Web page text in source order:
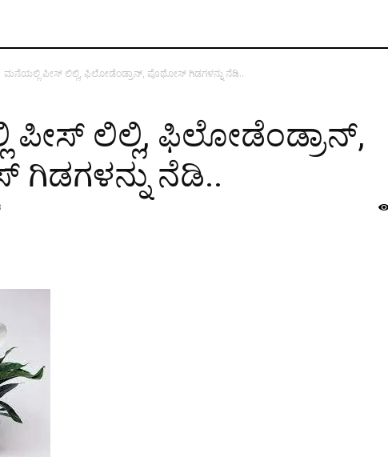
ಮನೆಯಲ್ಲಿ ಪೀಸ್ ಲಿಲ್ಲಿ, ಫಿಲೋಡೆಂಡ್ರಾನ್, ಪೊಥೋಸ್ ಗಿಡಗಳನ್ನು ನೆಡಿ..
ಲಿಲ್ಲಿ, ಫಿಲೋಡೆಂಡ್ರಾನ್,
ನೆಡಿ..